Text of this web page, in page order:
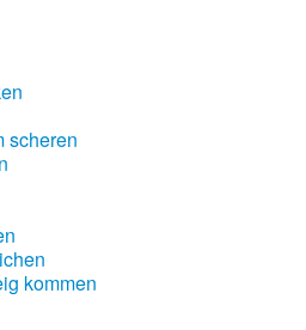
scheren
kommen